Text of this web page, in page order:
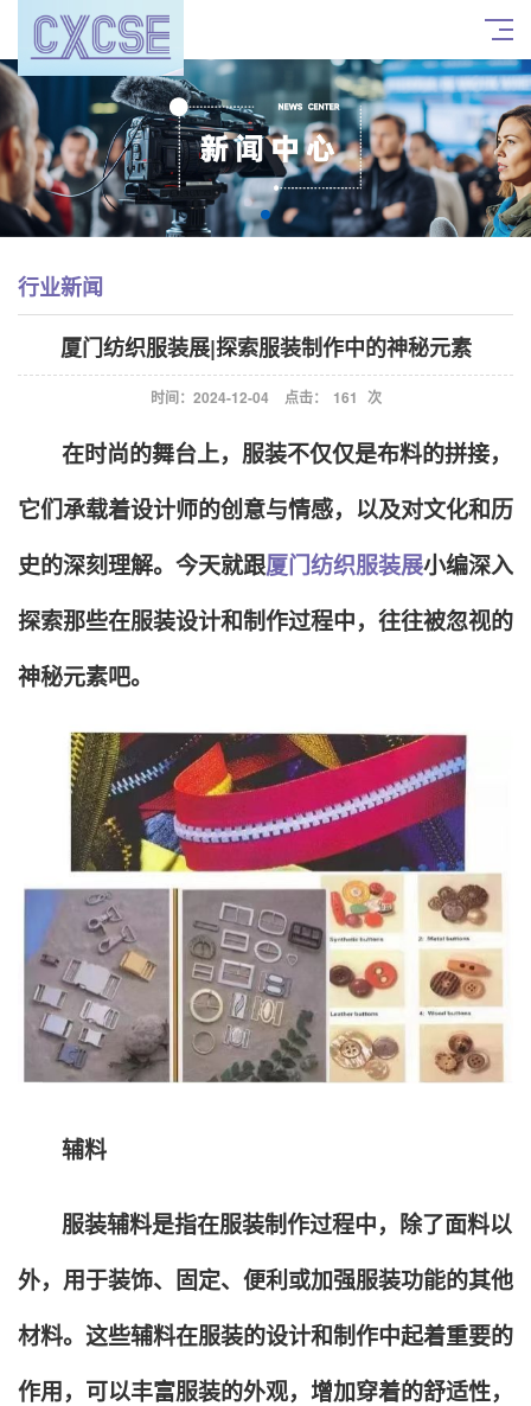
行业新闻
厦门纺织服装展|探索服装制作中的神秘元素
时间：2024-12-04 点击： 161 次
在时尚的舞台上，服装不仅仅是布料的拼接，
它们承载着设计师的创意与情感，以及对文化和历
史的深刻理解。今天就跟厦门纺织服装展小编深入
探索那些在服装设计和制作过程中，往往被忽视的
神秘元素吧。
辅料
服装辅料是指在服装制作过程中，除了面料以
外，用于装饰、固定、便利或加强服装功能的其他
材料。这些辅料在服装的设计和制作中起着重要的
作用，可以丰富服装的外观，增加穿着的舒适性，